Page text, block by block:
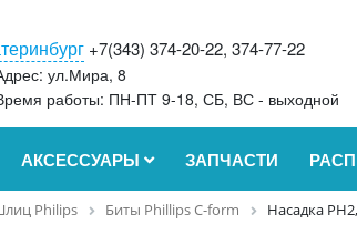
+7(343) 374-20-22, 374-77-22
ул.Мира, 8
работы: ПН-ПТ 9-18, СБ, ВС - выходной
АКСЕССУАРЫ ЗАПЧАСТИ
Philips Биты Phillips C-form Насадка